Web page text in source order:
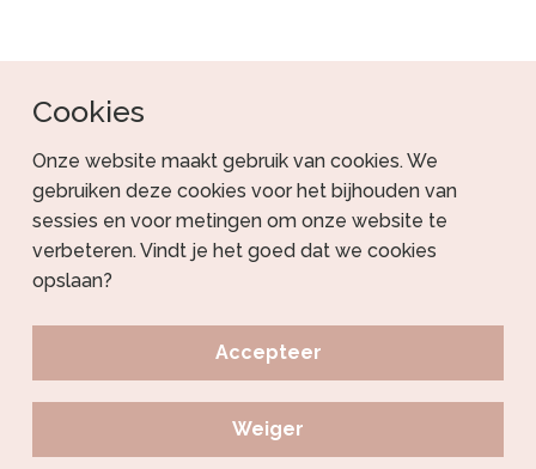
Cookies
Onze website maakt gebruik van cookies. We
gebruiken deze cookies voor het bijhouden van
sessies en voor metingen om onze website te
verbeteren. Vindt je het goed dat we cookies
opslaan?
Accepteer
Weiger